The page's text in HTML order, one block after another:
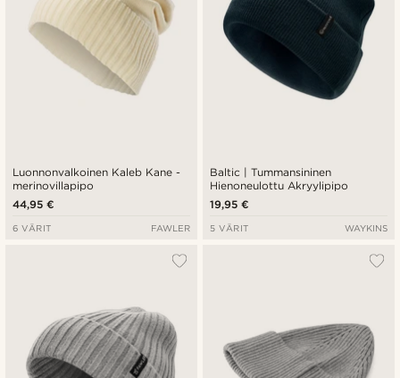
Luonnonvalkoinen Kaleb Kane -
merinovillapipo
44,95 €
6 VÄRIT FAWLER
Baltic | Tummansininen
Hienoneulottu Akryylipipo
19,95 €
5 VÄRIT WAYKINS